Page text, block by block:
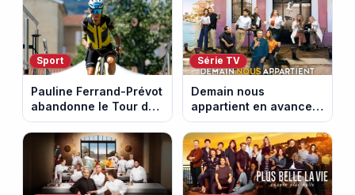
Sport
Pauline Ferrand-Prévot
abandonne le Tour de
France Femmes avant
la 8e étape
Série TV
Demain nous
appartient en avance :
ce qui vous attend la
semaine du 10 au 14
août 2026 (spoiler)